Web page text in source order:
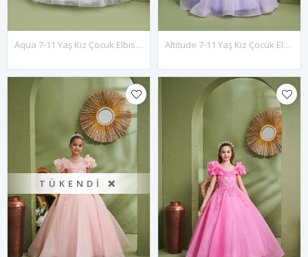
Aqua 7-11 Yaş Kız Çocuk Elbise 30161 Kırık Beyaz Altitude 7-11 Yaş Kız Çocuk Elbise 30159 Lila
TÜKENDI ❌